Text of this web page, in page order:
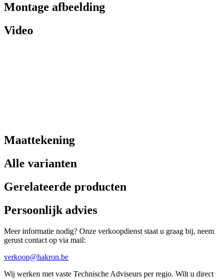
Montage afbeelding
Video
Maattekening
Alle varianten
Gerelateerde producten
Persoonlijk advies
Meer informatie nodig? Onze verkoopdienst staat u graag bij, neem
gerust contact op via mail:
verkoop@hakron.be
Wij werken met vaste Technische Adviseurs per regio. Wilt u direct